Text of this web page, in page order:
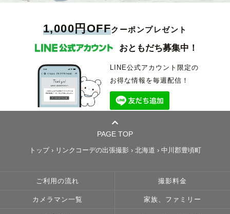
1,000円OFFクーポンプレゼント
おともだち募集中！
LINE公式アカウント限定の
お得な情報を毎週配信！
PAGE TOP
トップ› リンクコーデの出張撮影 › 北海道 › 中川郡豊頃町
ご利用の流れ 撮影料金
カメラマン一覧 家族、ファミリー